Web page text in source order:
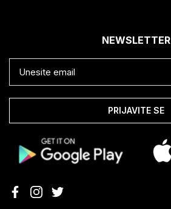
NEWSLETTER
PRIJAVITE SE